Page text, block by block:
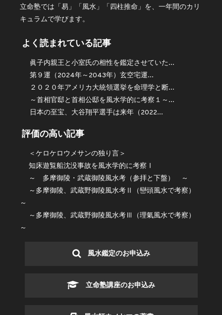
立命塾では「易」「風水」「四柱推命」を、一年間のカリ
キュラムで学びます。
よく読まれている記事
眞子内親王と小室氏の相性を鑑定させていた...
第９運（2024年～2043年）玄空宅運...
２０２０年アメリカ大統領選挙を命理学と断...
～首相官邸と首相公邸を風水学的に考察１～...
日本の至宝、大谷翔平選手は来年（2022...
評価の高い記事
＜ケロケロウメサンの独り言＞
知床遊覧船沈没事故を風水学的に考察Ⅰ
～ 多摩御陵・武蔵御陵風水考（参拝と下盤） ～
～多摩御陵、武蔵野御陵風水考Ⅱ（巒頭風水で考察）
～
～多摩御陵、武蔵野御陵風水考Ⅲ（理氣風水で考察）
～
風水鑑定のお申込み
立命塾講座のお申込み